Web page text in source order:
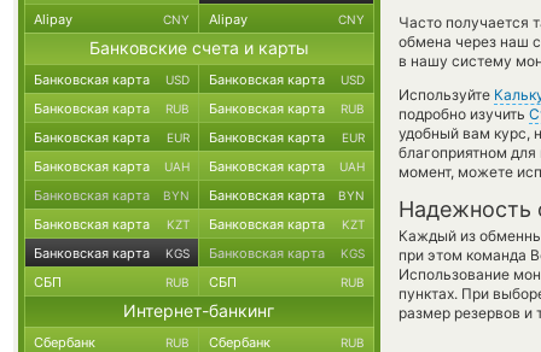
Часто получается
обмена через наш
в нашу систему
Используйте
подробно изучить
удобный вам курс,
благоприятном
момент, можете
Надежность
Каждый из
при этом команда
Использование
пунктах. При
размер резервов и
Alipay CNY Alipay CNY
Банковские счета и карты
Банковская карта USD Банковская карта USD
Банковская карта RUB Банковская карта RUB
Банковская карта EUR Банковская карта EUR
Банковская карта UAH Банковская карта UAH
Банковская карта BYN Банковская карта BYN
Банковская карта KZT Банковская карта KZT
Банковская карта KGS Банковская карта KGS
СБП RUB СБП RUB
Интернет-банкинг
Сбербанк RUB Сбербанк RUB